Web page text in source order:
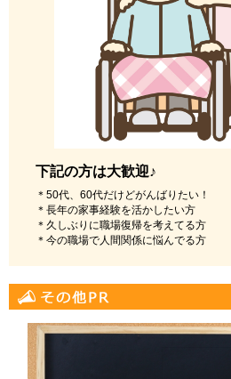
下記の方は大歓迎♪
＊50代、60代だけどがんばりたい！
＊長年の家事経験を活かしたい方
＊久しぶりに職場復帰を考えてる方
＊今の職場で人間関係に悩んでる方